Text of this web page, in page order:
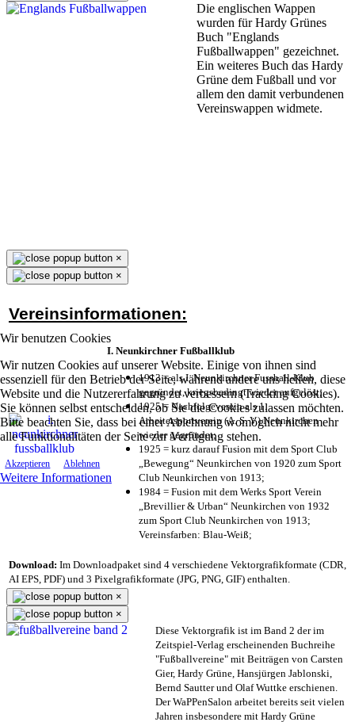
Wir benutzen Cookies
Wir nutzen Cookies auf unserer Website. Einige von ihnen sind
essenziell für den Betrieb der Seite, während andere uns helfen, diese
Website und die Nutzererfahrung zu verbessern (Tracking Cookies).
Sie können selbst entscheiden, ob Sie die Cookies zulassen möchten.
Bitte beachten Sie, dass bei einer Ablehnung womöglich nicht mehr
alle Funktionalitäten der Seite zur Verfügung stehen.
Akzeptieren Ablehnen
Weitere Informationen
Die englischen Wappen
wurden für Hardy Grünes
Buch "Englands
Fußballwappen" gezeichnet.
Ein weiteres Buch das Hardy
Grüne dem Fußball und vor
allem den damit verbundenen
Vereinswappen widmete.
×
×
Vereinsinformationen:
I. Neunkirchner Fußballklub
1913 = als I. Neunkirchner Fussball-Klub
gegründet, kriegsbedingt wieder aufgelöst;
1925 = Nachfolgeverein als 1.
Arbeitersportverein (A. S. V.) Neunkirchen
wieder gegründet;
1925 = kurz darauf Fusion mit dem Sport Club
„Bewegung“ Neunkirchen von 1920 zum Sport
Club Neunkirchen von 1913;
1984 = Fusion mit dem Werks Sport Verein
„Brevillier & Urban“ Neunkirchen von 1932
zum Sport Club Neunkirchen von 1913;
Vereinsfarben: Blau-Weiß;
Download: Im Downloadpaket sind 4 verschiedene Vektorgrafikformate (CDR,
AI EPS, PDF) und 3 Pixelgrafikformate (JPG, PNG, GIF) enthalten.
×
×
Diese Vektorgrafik ist im Band 2 der im
Zeitspiel-Verlag erscheinenden Buchreihe
"Fußballvereine" mit Beiträgen von Carsten
Gier, Hardy Grüne, Hansjürgen Jablonski,
Bernd Sautter und Olaf Wuttke erschienen.
Der WaPPenSalon arbeitet bereits seit vielen
Jahren insbesondere mit Hardy Grüne